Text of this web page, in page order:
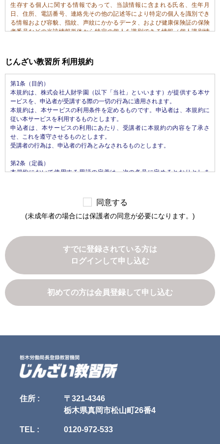
生存する個人に関する情報であって、当該情報に含まれる氏名、生年月
日、住所、電話番号、連絡先その他の記述等により特定の個人を識別でき
る情報および容貌、指紋、声紋にかかるデータ、および健康保険証の保険
者番号などの当該情報単体から特定の個人を識別できる情報（個人識別情
第2条（個人情報の収集方法）
当社は、ユーザが利用登録をする際に氏名、生年月日、住所、電話番号、
メールアドレス、銀行口座番号、運転免許証番号などの個人情報をお尋ね
することがあります。また、ユーザと提携先などとの間でなされたユーザ
の個人情報を含む取引記録や決済に関する情報を,当社の提携先（情報提供
元、広告主、広告配信先などを含みます。以下、｢提携先｣といいます。）
などから収集することがあります。
第3条（個人情報を収集・利用する目的）
当社が個人情報を収集・利用する目的は、以下のとおりです。
1.当社サービスの提供・運営のため
む）
3.ユーザが利用中のサービスの新機能、更新情報、キャンペーン等および
5.利用規約に違反したユーザや、不正・不当な目的でサービスを利用しよ
うとするユーザの特定をし、ご利用をお断りするため
6.ユーザにご自身の登録情報の閲覧や変更、削除、ご利用状況の閲覧を行
7.有料サービスにおいて、ユーザに利用料金を請求するため
8.上記の利用目的に付随する目的
第4条（利用目的の変更）
当社は、利用目的が変更前と関連性を有すると合理的に認められる場合に
限り、個人情報の利用目的を変更するものとします。
利用目的の変更を行った場合には、変更後の目的について、当社所定の方
法により、ユーザに通知し、または本ウェブサイト上に公表するものとし
ます。
1.人の生命、身体または財産の保護のために必要がある場合であって、本
人の同意を得ることが困難であるとき
2.公衆衛生の向上または児童の健全な育成の推進のために特に必要がある
3.国の機関もしくは地方公共団体またはその委託を受けた者が法令の定め
る事務を遂行することに対して協力する必要がある場合であって、本人の
同意を得ることにより当該事務の遂行に支障を及ぼすおそれがあるとき
届出をしたとき
じんざい教習所 利用規約
第1条（目的）
本規約は、株式会社人財学園（以下「当社」といいます）が提供する本サ
ービスを、申込者が受講する際の一切の行為に適用されます。
本規約は、本サービスの利用条件を定めるものです。申込者は、本規約に
従い本サービスを利用するものとします。
申込者は、本サービスの利用にあたり、受講者に本規約の内容を了承さ
せ、これを遵守させるものとします。
受講者の行為は、申込者の行為とみなされるものとします。
第2条（定義）
本規約において使用する用語の定義は、次の各号に定めるとおりとしま
2.「本サービス」　当社が運営するじんざい教習所（所在地: 栃木県真岡
市松山町26番4）において提供するすべてのサービスをいいます。なお、本
ス利用契約を締結された方をいいます。
4.「受講者」　申込者本人または担当者であって、実際に本サービスを利
用するすべての方をいいます。
5.「本サービス利用契約」　当社と申込者との間で締結される、本サービ
スの利用に関する契約をいいます。
第3条（本規約の範囲）
1. 当社が本規約に付帯関連して別途定める諸規約（以下「諸規約」といい
1. 当社は、当社の裁量により本規約を変更できるものとします。
2. 当社は、前項による本規約の変更にあたり、変更後の本規約の効力発生
日の1か月前 までに、本規約を変更する旨、および変更後の本規約の内容
子メールで通知します。
3. 変更後の本規約の効力発生日以降に、申込者または受講者が本サービス
を利用したときは、本規約の変更に同意したものとみなします。
第5条（当社提供情報）
同意する
(未成年者の場合には保護者の同意が必要になります。)
すでに登録されている方は
ログインして申し込む
初めての方は会員登録して申し込む
住所 :
〒321-4346
栃木県真岡市松山町26番4
TEL : 0120-972-533